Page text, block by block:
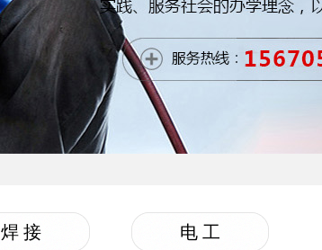
焊 接 电 工